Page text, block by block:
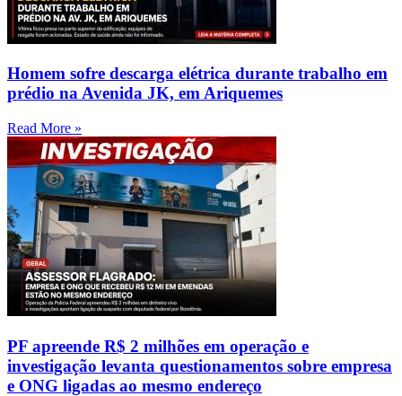
Homem sofre descarga elétrica durante trabalho em
prédio na Avenida JK, em Ariquemes
Read More »
PF apreende R$ 2 milhões em operação e
investigação levanta questionamentos sobre empresa
e ONG ligadas ao mesmo endereço